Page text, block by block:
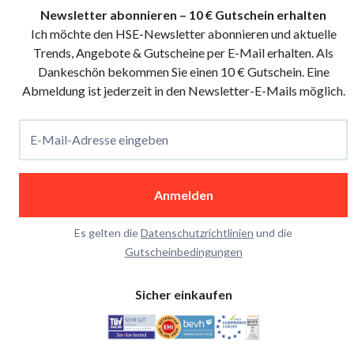
Newsletter abonnieren – 10 € Gutschein erhalten
Ich möchte den HSE-Newsletter abonnieren und aktuelle
Trends, Angebote & Gutscheine per E-Mail erhalten. Als
Dankeschön bekommen Sie einen 10 € Gutschein. Eine
Abmeldung ist jederzeit in den Newsletter-E-Mails möglich.
E-Mail-Adresse eingeben
Anmelden
Es gelten dieDatenschutzrichtlinien und die
Gutscheinbedingungen
Sicher einkaufen